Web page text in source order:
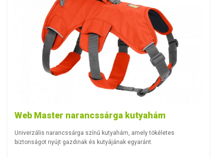
Web Master narancssárga kutyahám
Univerzális narancssárga színű kutyahám, amely tökéletes
biztonságot nyújt gazdinak és kutyájának egyaránt.